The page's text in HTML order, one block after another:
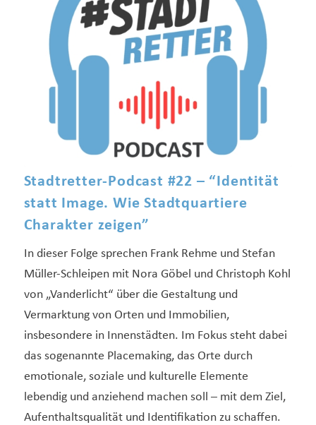
Stadtretter-Podcast #22 – “Identität
statt Image. Wie Stadtquartiere
Charakter zeigen”
In dieser Folge sprechen Frank Rehme und Stefan
Müller-Schleipen mit Nora Göbel und Christoph Kohl
von „Vanderlicht“ über die Gestaltung und
Vermarktung von Orten und Immobilien,
insbesondere in Innenstädten. Im Fokus steht dabei
das sogenannte Placemaking, das Orte durch
emotionale, soziale und kulturelle Elemente
lebendig und anziehend machen soll – mit dem Ziel,
Aufenthaltsqualität und Identifikation zu schaffen.